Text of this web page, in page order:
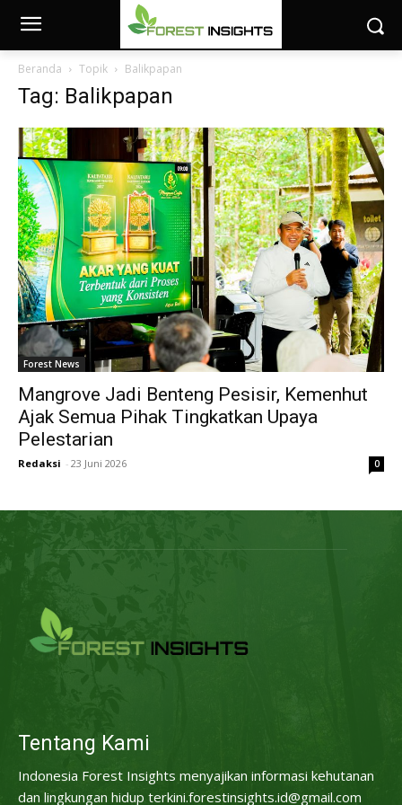
Beranda Topik Balikpapan
Tag: Balikpapan
Forest News
Mangrove Jadi Benteng Pesisir, Kemenhut
Ajak Semua Pihak Tingkatkan Upaya
Pelestarian
Redaksi - 23 Juni 2026 0
Tentang Kami
Indonesia Forest Insights menyajikan informasi kehutanan
dan lingkungan hidup terkini.forestinsights.id@gmail.com